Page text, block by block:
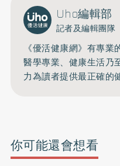
Uho編輯部
記者及編輯團隊
《優活健康網》有專
醫學專業、健康生活乃
力為讀者提供最正確的
你可能還會想看